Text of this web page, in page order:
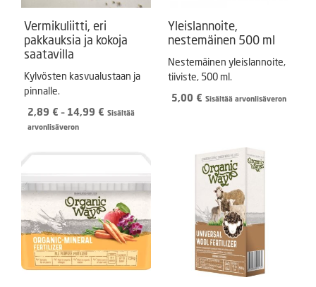
Vermikuliitti, eri
pakkauksia ja kokoja
saatavilla
Kylvösten kasvualustaan ja
pinnalle.
2,89 € – 14,99 € Hintaluokka:
Sisältää
arvonlisäveron
Yleislannoite,
nestemäinen 500 ml
Nestemäinen yleislannoite,
tiiviste, 500 ml.
5,00 € Sisältää arvonlisäveron